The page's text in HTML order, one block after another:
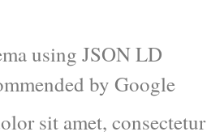
using JSON LD
by Google
sit amet, consectetur